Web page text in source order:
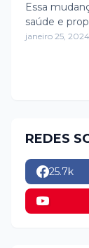
nas
Essa
saúde e
janeiro 25, 2024
REDES
25.7k